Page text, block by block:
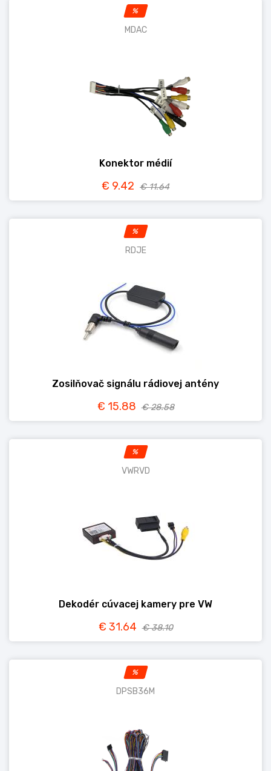
%
MDAC
Konektor médií
€ 9.42 € 11.64
%
RDJE
Zosilňovač signálu rádiovej antény
€ 15.88 € 28.58
%
VWRVD
Dekodér cúvacej kamery pre VW
€ 31.64 € 38.10
%
DPSB36M